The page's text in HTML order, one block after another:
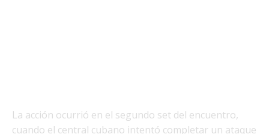
La acción ocurrió en el segundo set del encuentro,
cuando el central cubano intentó completar un ataque